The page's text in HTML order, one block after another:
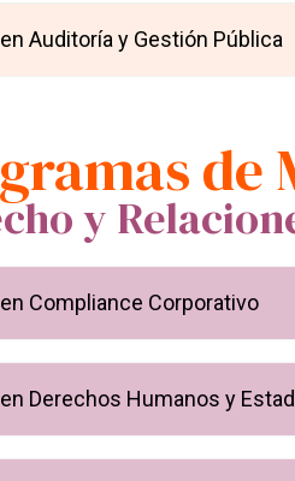
Auditoría y Gestión Pública
de
y
Compliance Corporativo
Derechos Humanos y